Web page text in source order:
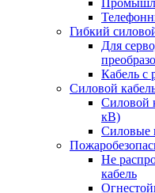
Гибкий
Для
Кабель с
Силовой
Силовой
кВ)
Силовые
Не
кабель